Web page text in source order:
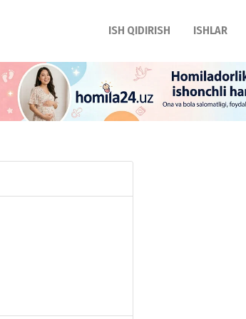
ISH QIDIRISH ISHLAR